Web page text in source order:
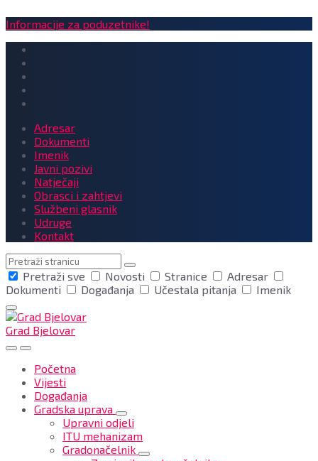
Informacije za poduzetnike!
Adresar
Dokumenti
Imenik
Javni pozivi
Natječaji
Obrasci i zahtjevi
Službeni glasnik
Udruge
Kontakt
Pretraga
Pretraži sve
Novosti Stranice
Adresar
Dokumenti
Događanja Učestala pitanja Imenik
Grad Bjelovar
Početna
Vijesti
Događanja
Gradska uprava
Upravni odjeli
ITU mehanizam
Gradonačelnik